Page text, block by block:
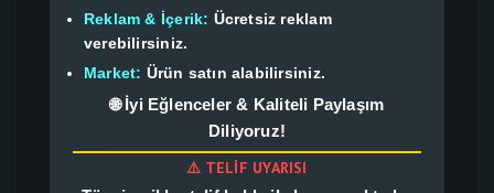
Reklam & İçerik: Ücretsiz reklam
verebilirsiniz.
Market: Ürün satın alabilirsiniz.
🌐 İyi Eğlenceler & Kaliteli Paylaşım
Diliyoruz!
⚠️ TELIF UYARISI